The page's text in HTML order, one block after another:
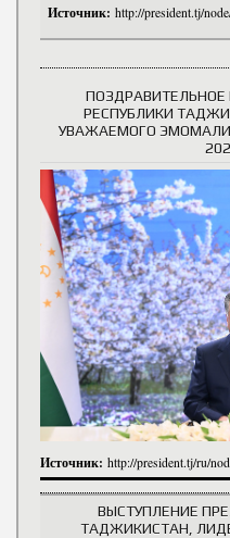
Источник: http://president.tj/
РЕСПУБЛИКИ
УВАЖАЕМОГО ЭМОМАЛИ
Источник: http://president.tj/ru/
ВЫСТУПЛЕНИЕ
ТАДЖИКИСТАН,